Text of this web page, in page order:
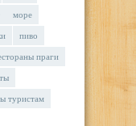
море
пиво
праги
туристам